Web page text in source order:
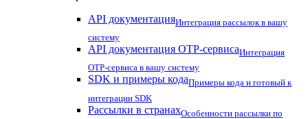
API документацияИнтеграция рассылок в вашу
систему
API документация OTP-сервисаИнтеграция
OTP-сервиса в вашу систему
SDK и примеры кодаПримеры кода и готовый к
интеграции SDK
Рассылки в странахОсобенности рассылки по